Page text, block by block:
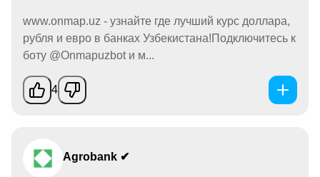
www.onmap.uz - узнайте где лучший курс доллара,
рубля и евро в банках Узбекистана!Подключитесь к
боту @Onmapuzbot и м...
4
Agrobank ✔